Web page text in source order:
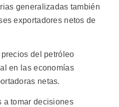
generalizadas también
exportadores netos de
del petróleo
en las economías
netas.
a tomar decisiones